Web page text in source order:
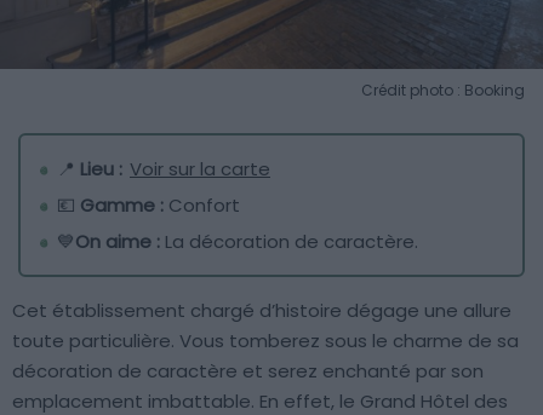
Crédit photo : Booking
📍 Lieu : Voir sur la carte
💶 Gamme : Confort
💙On aime : La décoration de caractère.
Cet établissement chargé d’histoire dégage une allure
toute particulière. Vous tomberez sous le charme de sa
décoration de caractère et serez enchanté par son
emplacement imbattable. En effet, le Grand Hôtel des